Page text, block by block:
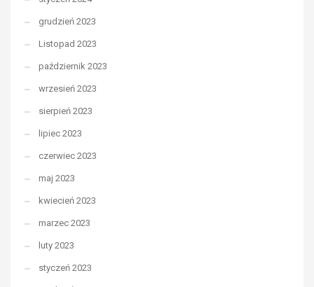
grudzień 2023
Listopad 2023
październik 2023
wrzesień 2023
sierpień 2023
lipiec 2023
czerwiec 2023
maj 2023
kwiecień 2023
marzec 2023
luty 2023
styczeń 2023